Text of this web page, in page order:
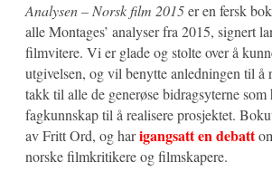
Analysen – Norsk film 2015er en fersk
alle Montages’ analyser fra 2015, signert
filmvitere. Vi er glade og stolte over å
utgivelsen, og vil benytte anledningen til å
takk til alle de generøse bidragsyterne
fagkunnskap til å realisere prosjektet.
av Fritt Ord, og harigangsatt en debatt
norske filmkritikere og filmskapere.